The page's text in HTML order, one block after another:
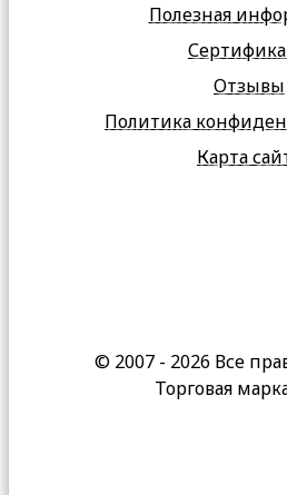
Полезная
Отзывы
Политика
Карта
© 2007 - 2026 Все
Торговая